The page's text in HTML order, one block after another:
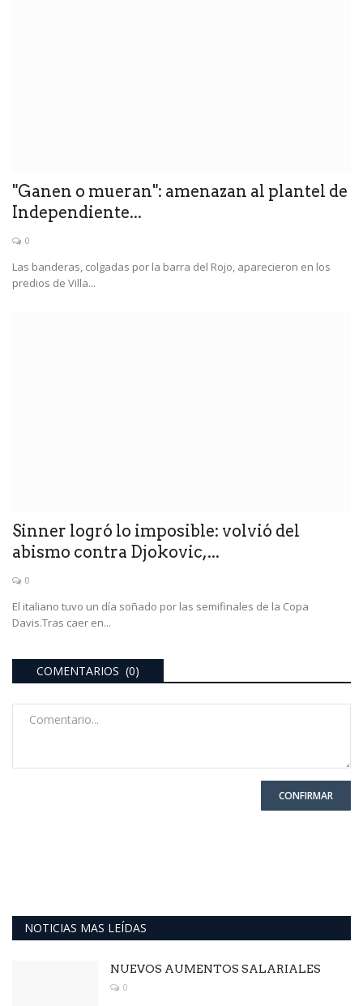
"Ganen o mueran": amenazan al plantel de
Independiente...
0
Las banderas, colgadas por la barra del Rojo, aparecieron en los
predios de Villa...
Sinner logró lo imposible: volvió del
abismo contra Djokovic,...
0
El italiano tuvo un día soñado por las semifinales de la Copa
Davis.Tras caer en...
COMENTARIOS (0)
CONFIRMAR
NOTICIAS MAS LEÍDAS
NUEVOS AUMENTOS SALARIALES
0